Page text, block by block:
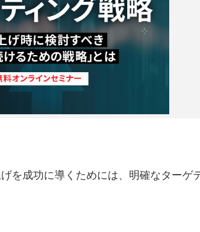
を成功に導くためには、明確なター